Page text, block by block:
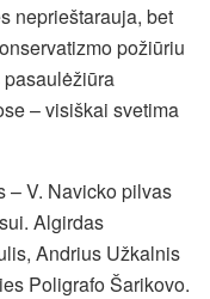
neprieštarauja, bet
požiūriu
– visiškai svetima
– V. Navicko pilvas
Algirdas
Andrius Užkalnis
Poligrafo Šarikovo.